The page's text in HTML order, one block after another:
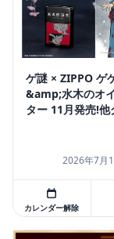
ゲ謎 × ZIPPO ゲ
&amp;水木のオ
ター 11月発売!他
2026年7月
カレンダー解除